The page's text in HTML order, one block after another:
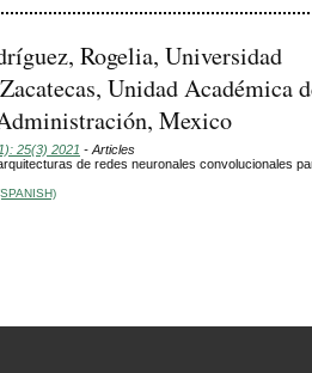
Rogelia, Universidad
Unidad Académica
Mexico
25(3) 2021 - Articles
de redes neuronales convolucionales